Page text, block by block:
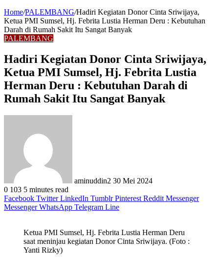
Home/PALEMBANG/Hadiri Kegiatan Donor Cinta Sriwijaya,
Ketua PMI Sumsel, Hj. Febrita Lustia Herman Deru : Kebutuhan
Darah di Rumah Sakit Itu Sangat Banyak
PALEMBANG
Hadiri Kegiatan Donor Cinta Sriwijaya,
Ketua PMI Sumsel, Hj. Febrita Lustia
Herman Deru : Kebutuhan Darah di
Rumah Sakit Itu Sangat Banyak
aminuddin2 30 Mei 2024
0 103 5 minutes read
Facebook Twitter LinkedIn Tumblr Pinterest Reddit Messenger
Messenger WhatsApp Telegram Line
Ketua PMI Sumsel, Hj. Febrita Lustia Herman Deru
saat meninjau kegiatan Donor Cinta Sriwijaya. (Foto :
Yanti Rizky)